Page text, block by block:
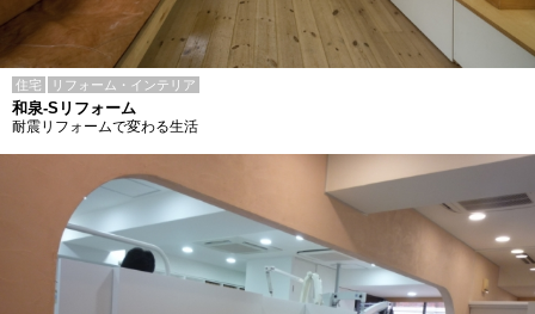
住宅 リフォーム・インテリア
和泉-Sリフォーム
耐震リフォームで変わる生活